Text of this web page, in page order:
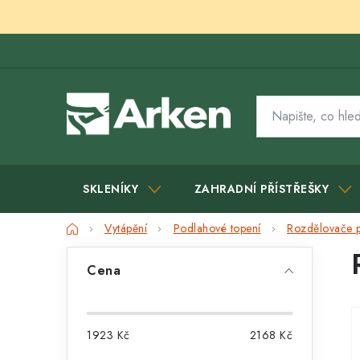
SKLENÍKY ZAHRADNÍ PŘÍSTŘEŠKY
DomůVytápění Podlahové topení Rozdělovače
Cena
1923 Kč 2168 Kč